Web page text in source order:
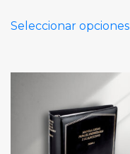
Seleccionar opciones